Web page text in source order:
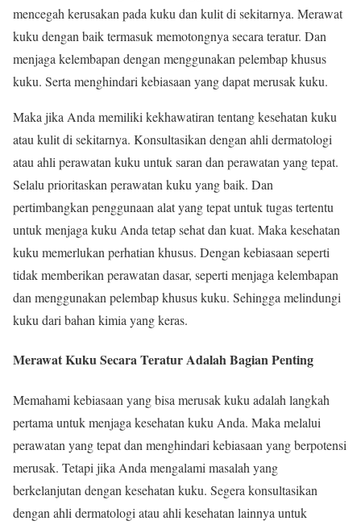
mencegah kerusakan pada kuku dan kulit di sekitarnya. Merawat
kuku dengan baik termasuk memotongnya secara teratur. Dan
menjaga kelembapan dengan menggunakan pelembap khusus
kuku. Serta menghindari kebiasaan yang dapat merusak kuku.
Maka jika Anda memiliki kekhawatiran tentang kesehatan kuku
atau kulit di sekitarnya. Konsultasikan dengan ahli dermatologi
atau ahli perawatan kuku untuk saran dan perawatan yang tepat.
Selalu prioritaskan perawatan kuku yang baik. Dan
pertimbangkan penggunaan alat yang tepat untuk tugas tertentu
untuk menjaga kuku Anda tetap sehat dan kuat. Maka kesehatan
kuku memerlukan perhatian khusus. Dengan kebiasaan seperti
tidak memberikan perawatan dasar, seperti menjaga kelembapan
dan menggunakan pelembap khusus kuku. Sehingga melindungi
kuku dari bahan kimia yang keras.
Merawat Kuku Secara TeraturAdalah Bagian Penting
Memahami kebiasaan yang bisa merusak kuku adalah langkah
pertama untuk menjaga kesehatan kuku Anda. Maka melalui
perawatan yang tepat dan menghindari kebiasaan yang berpotensi
merusak. Tetapi jika Anda mengalami masalah yang
berkelanjutan dengan kesehatan kuku. Segera konsultasikan
dengan ahli dermatologi atau ahli kesehatan lainnya untuk